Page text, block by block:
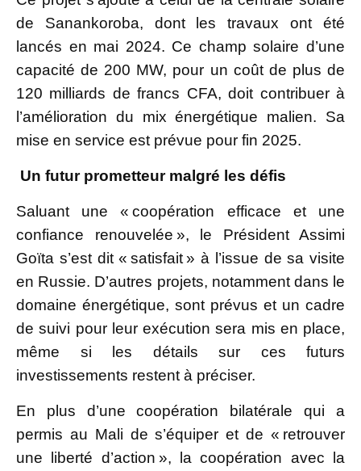
de Sanankoroba, dont les travaux ont été
lancés en mai 2024. Ce champ solaire d’une
capacité de 200 MW, pour un coût de plus de
120 milliards de francs CFA, doit contribuer à
l’amélioration du mix énergétique malien. Sa
mise en service est prévue pour fin 2025.
Un futur prometteur malgré les défis
Saluant une « coopération efficace et une
confiance renouvelée », le Président Assimi
Goïta s’est dit « satisfait » à l’issue de sa visite
en Russie. D’autres projets, notamment dans le
domaine énergétique, sont prévus et un cadre
de suivi pour leur exécution sera mis en place,
même si les détails sur ces futurs
investissements restent à préciser.
En plus d’une coopération bilatérale qui a
permis au Mali de s’équiper et de « retrouver
une liberté d’action », la coopération avec la